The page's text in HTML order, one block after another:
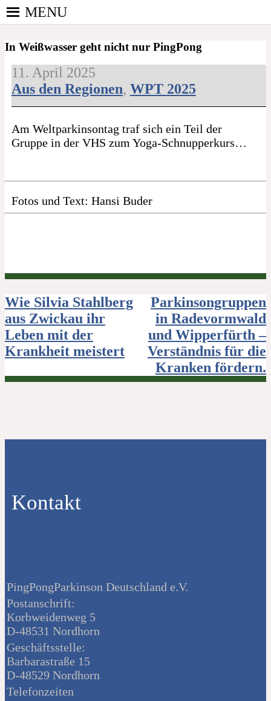
Skip
to
PINGPONGPARKINSON
DEUTSCHLAND E. V.
kooperierenden Vereinen und Einzelpersonen, der
sich – mit dem Mittel Tischtennis – überwiegend
ehrenamtlich um Personen mit Parkinson und
deren Angehörige kümmert.
MENU
In Weißwasser geht nicht nur PingPong
11. April 2025
Aus den Regionen, WPT 2025
Am Weltparkinsontag traf sich ein Teil der
Gruppe in der VHS zum Yoga-Schnupperkurs…
Fotos und Text: Hansi Buder
Beitragsnavigation
Wie Silvia Stahlberg
aus Zwickau ihr
Leben mit der
Krankheit meistert
Parkinsongruppen
in Radevormwald
und Wipperfürth –
Verständnis für die
Kranken fördern.
Kontakt
PingPongParkinson Deutschland e.V.
Postanschrift:
Korbweidenweg 5
D-48531 Nordhorn
Geschäftsstelle:
Barbarastraße 15
D-48529 Nordhorn
Telefonzeiten